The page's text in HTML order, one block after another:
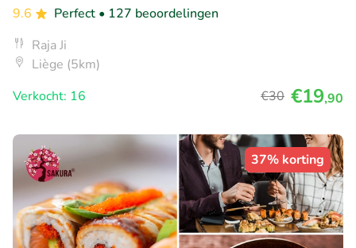
9.6
Perfect • 127 beoordelingen
Raja Ji
Liège (5km)
Verkocht: 16
€30 €19,90
37% korting